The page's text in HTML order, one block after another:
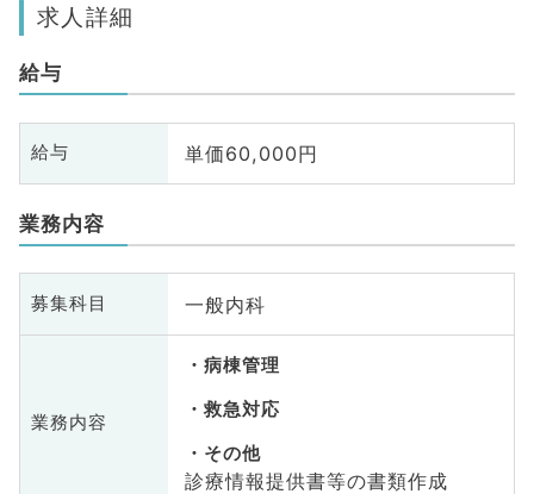
求人詳細
給与
給与 単価60,000円
業務内容
募集科目 一般内科
業務内容
病棟管理
救急対応
その他
診療情報提供書等の書類作成